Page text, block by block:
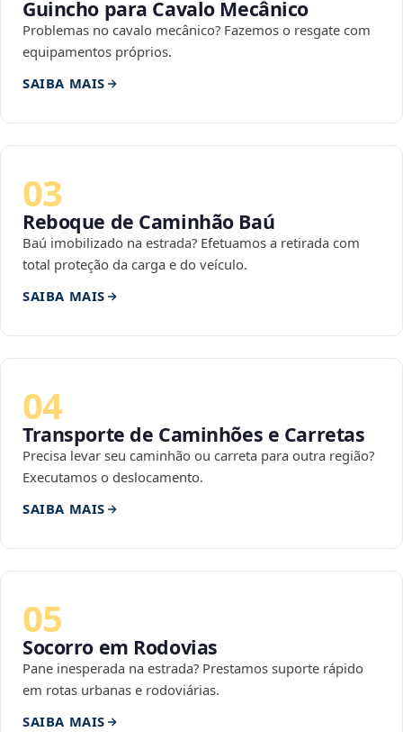
Guincho para Cavalo Mecânico
Problemas no cavalo mecânico? Fazemos o resgate com
equipamentos próprios.
SAIBA MAIS
03
Reboque de Caminhão Baú
Baú imobilizado na estrada? Efetuamos a retirada com
total proteção da carga e do veículo.
SAIBA MAIS
04
Transporte de Caminhões e Carretas
Precisa levar seu caminhão ou carreta para outra região?
Executamos o deslocamento.
SAIBA MAIS
05
Socorro em Rodovias
Pane inesperada na estrada? Prestamos suporte rápido
em rotas urbanas e rodoviárias.
SAIBA MAIS